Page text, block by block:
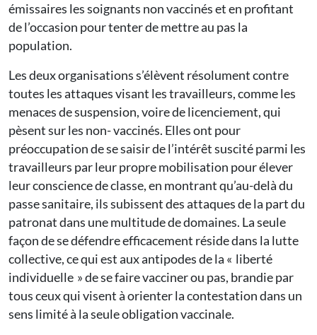
émissaires les soignants non vaccinés et en profitant
de l’occasion pour tenter de mettre au pas la
population.
Les deux organisations s’élèvent résolument contre
toutes les attaques visant les travailleurs, comme les
menaces de suspension, voire de licenciement, qui
pèsent sur les non- vaccinés. Elles ont pour
préoccupation de se saisir de l’intérêt suscité parmi les
travailleurs par leur propre mobilisation pour élever
leur conscience de classe, en montrant qu’au-delà du
passe sanitaire, ils subissent des attaques de la part du
patronat dans une multitude de domaines. La seule
façon de se défendre efficacement réside dans la lutte
collective, ce qui est aux antipodes de la « liberté
individuelle » de se faire vacciner ou pas, brandie par
tous ceux qui visent à orienter la contestation dans un
sens limité à la seule obligation vaccinale.